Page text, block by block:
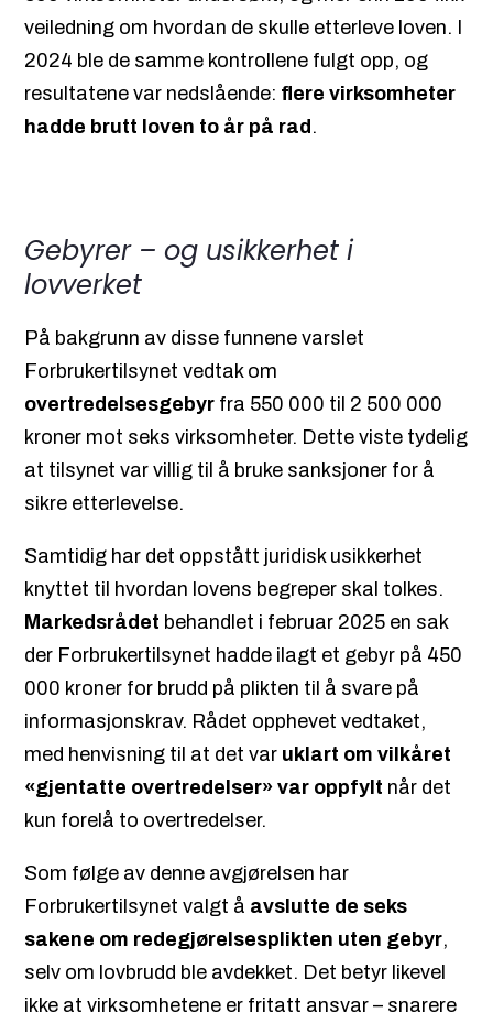
veiledning om hvordan de skulle etterleve loven. I
2024 ble de samme kontrollene fulgt opp, og
resultatene var nedslående: flere virksomheter
hadde brutt loven to år på rad.
Gebyrer – og usikkerhet i
lovverket
På bakgrunn av disse funnene varslet
Forbrukertilsynet vedtak om
overtredelsesgebyr fra 550 000 til 2 500 000
kroner mot seks virksomheter. Dette viste tydelig
at tilsynet var villig til å bruke sanksjoner for å
sikre etterlevelse.
Samtidig har det oppstått juridisk usikkerhet
knyttet til hvordan lovens begreper skal tolkes.
Markedsrådet behandlet i februar 2025 en sak
der Forbrukertilsynet hadde ilagt et gebyr på 450
000 kroner for brudd på plikten til å svare på
informasjonskrav. Rådet opphevet vedtaket,
med henvisning til at det var uklart om vilkåret
«gjentatte overtredelser» var oppfylt når det
kun forelå to overtredelser.
Som følge av denne avgjørelsen har
Forbrukertilsynet valgt å avslutte de seks
sakene om redegjørelsesplikten uten gebyr,
selv om lovbrudd ble avdekket. Det betyr likevel
ikke at virksomhetene er fritatt ansvar – snarere